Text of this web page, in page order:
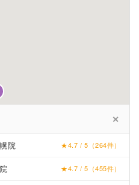
✕
院 ★4.7 / 5（264件）
★4.7 / 5（455件）